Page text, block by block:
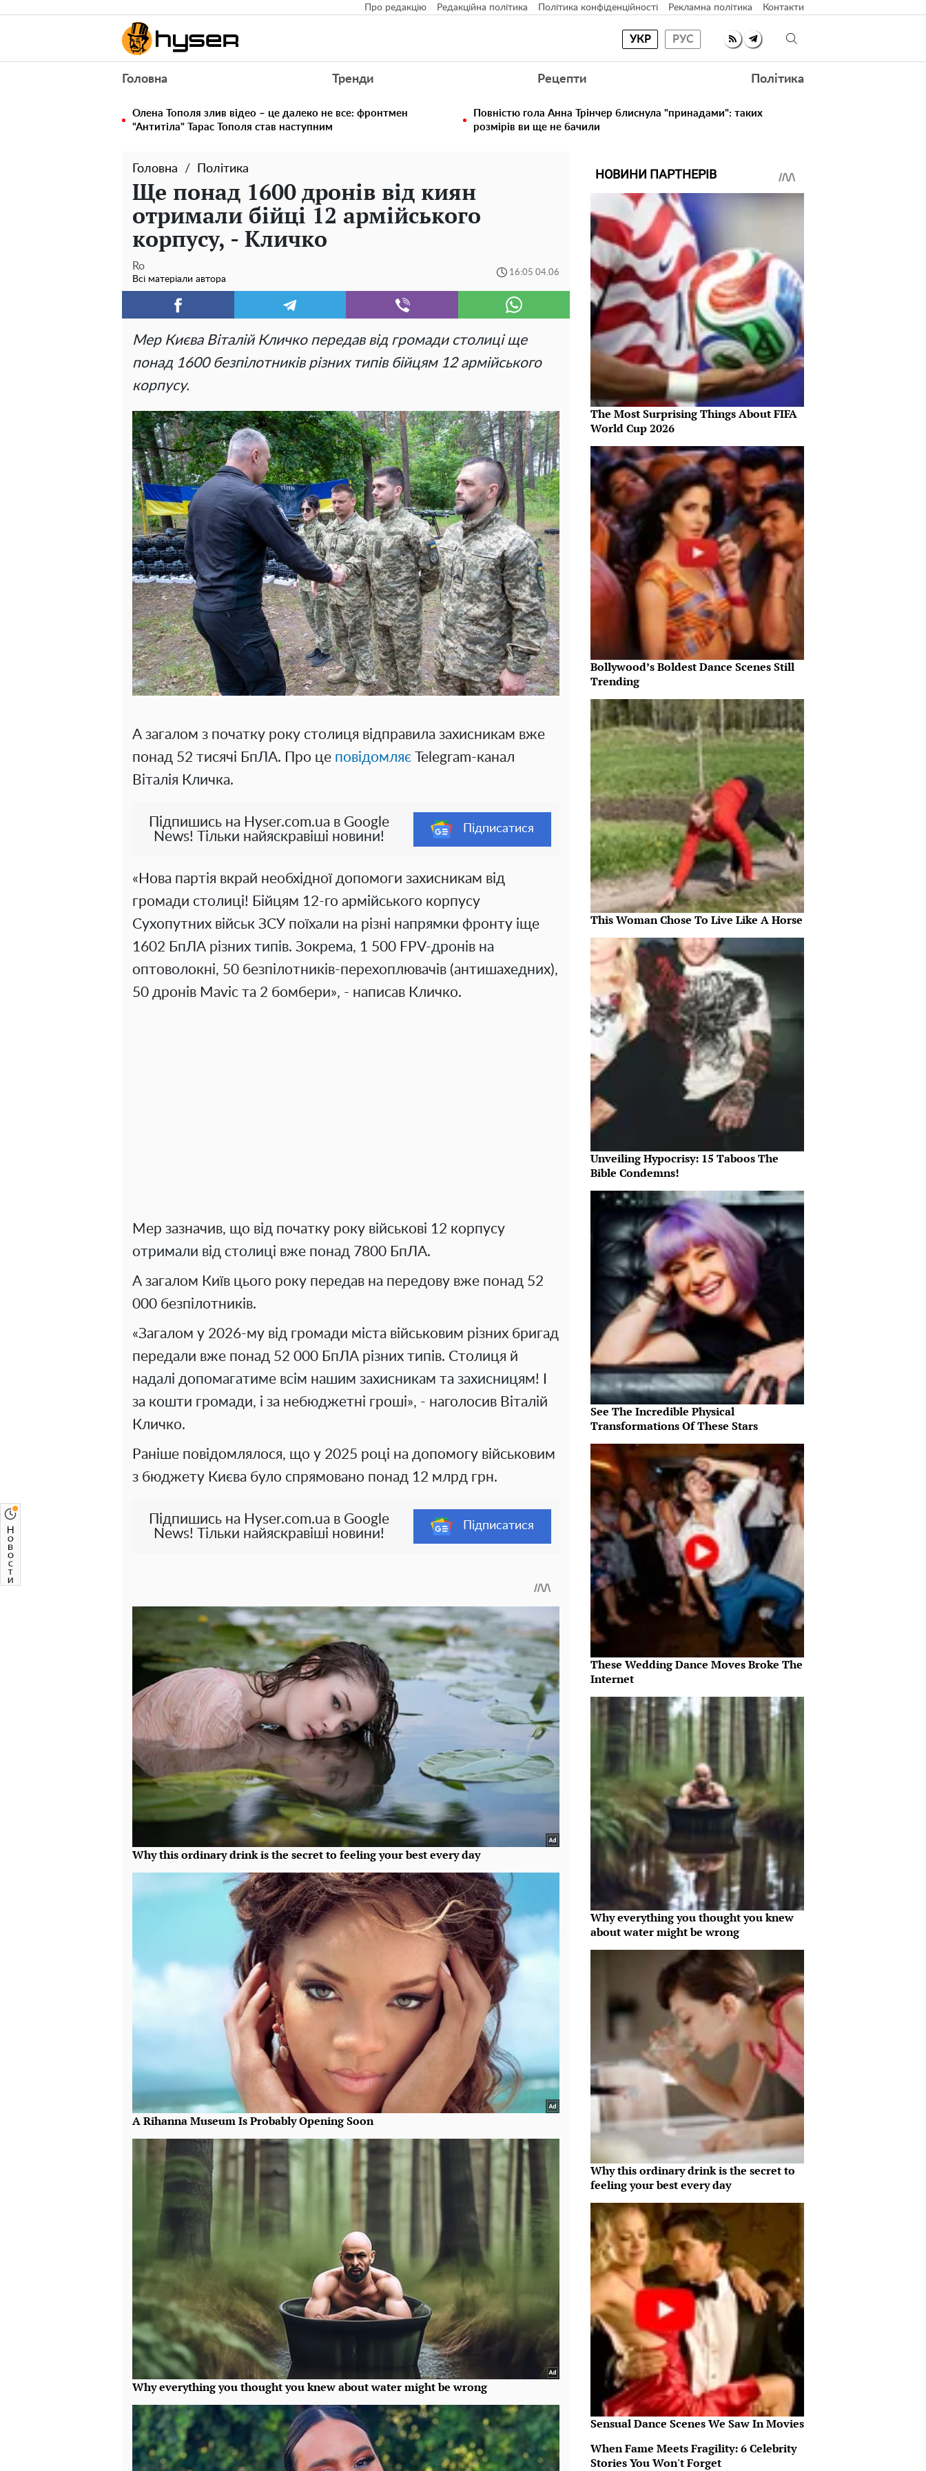
Про редакцію Редакційна політика Політика конфіденційності Рекламна політика Контакти
УКР РУС
Головна Тренди Рецепти Політика
Олена Тополя злив відео – це далеко не все: фронтмен
"Антитіла" Тарас Тополя став наступним
Повністю гола Анна Трінчер блиснула "принадами": таких
розмірів ви ще не бачили
Головна Політика
Ще понад 1600 дронів від киян
отримали бійці 12 армійського
корпусу, - Кличко
Ro
Всі матеріали автора
16:05 04.06
Мер Києва Віталій Кличко передав від громади столиці ще
понад 1600 безпілотників різних типів бійцям 12 армійського
корпусу.
А загалом з початку року столиця відправила захисникам вже
понад 52 тисячі БпЛА. Про це повідомляє Telegram-канал
Віталія Кличка.
Підпишись на Hyser.com.ua в Google
News! Тільки найяскравіші новини!
Підписатися
«Нова партія вкрай необхідної допомоги захисникам від
громади столиці! Бійцям 12-го армійського корпусу
Сухопутних військ ЗСУ поїхали на різні напрямки фронту іще
1602 БпЛА різних типів. Зокрема, 1 500 FPV-дронів на
оптоволокні, 50 безпілотників-перехоплювачів (антишахедних),
50 дронів Mavic та 2 бомбери», - написав Кличко.
Мер зазначив, що від початку року військові 12 корпусу
отримали від столиці вже понад 7800 БпЛА.
А загалом Київ цього року передав на передову вже понад 52
000 безпілотників.
«Загалом у 2026-му від громади міста військовим різних бригад
передали вже понад 52 000 БпЛА різних типів. Столиця й
надалі допомагатиме всім нашим захисникам та захисницям! І
за кошти громади, і за небюджетні гроші», - наголосив Віталій
Кличко.
Раніше повідомлялося, що у 2025 році на допомогу військовим
з бюджету Києва було спрямовано понад 12 млрд грн.
Підпишись на Hyser.com.ua в Google
News! Тільки найяскравіші новини!
Підписатися
НОВИНИ ПАРТНЕРІВ
The Most Surprising Things About FIFA
World Cup 2026
Bollywood’s Boldest Dance Scenes Still
Trending
This Woman Chose To Live Like A Horse
Unveiling Hypocrisy: 15 Taboos The
Bible Condemns!
See The Incredible Physical
Transformations Of These Stars
These Wedding Dance Moves Broke The
Internet
Why everything you thought you knew
about water might be wrong
Why this ordinary drink is the secret to
feeling your best every day
Sensual Dance Scenes We Saw In Movies
When Fame Meets Fragility: 6 Celebrity
Stories You Won't Forget